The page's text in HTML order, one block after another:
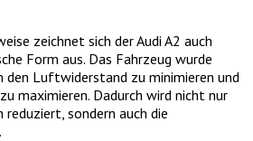
zeichnet sich der Audi A2 auch
Form aus. Das Fahrzeug wurde
Luftwiderstand zu minimieren und
maximieren. Dadurch wird nicht nur
sondern auch die